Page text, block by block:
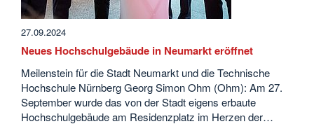
27.09.2024
Neues Hochschulgebäude in Neumarkt eröffnet
Meilenstein für die Stadt Neumarkt und die Technische
Hochschule Nürnberg Georg Simon Ohm (Ohm): Am 27.
September wurde das von der Stadt eigens erbaute
Hochschulgebäude am Residenzplatz im Herzen der…